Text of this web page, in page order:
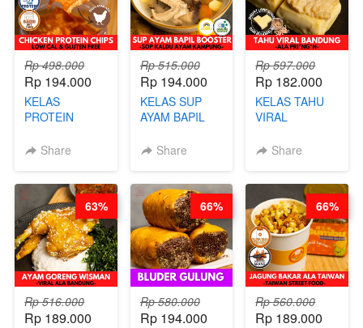
Rp 498.000
Rp 194.000
KELAS
PROTEIN
CHIPS -
RENDAH
KALORI
GLUTEN FREE
BY CHEF DITA
Share
Rp 515.000
Rp 194.000
KELAS SUP
AYAM BAPIL
SOP KALDU
CHEF
STEPHANIE
Share
Rp 597.000
Rp 182.000
KELAS TAHU
VIRAL
ALA PRI*NG*N
Share
Rp 516.000
Rp 189.000
63%
Rp 580.000
Rp 194.000
66%
Rp 560.000
Rp 189.000
66%